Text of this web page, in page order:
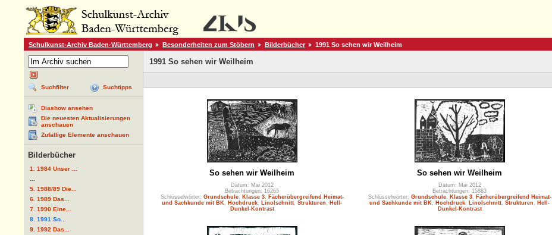
Schulkunst-Archiv Baden-Württemberg Besonderheiten zum Stöbern Bilderbücher 1991 So sehen wir Weilheim
Suchfilter Suchtipps
Diashow ansehen
Die neuesten Aktualisierungen
anschauen
Zufällige Elemente anschauen
Bilderbücher
1. 1984 Unser ...
5. 1988/89 Die...
6. 1989 Das...
7. 1990 Eine...
8. 1991 So...
9. 1992 Das...
1991 So sehen wir Weilheim
So sehen wir Weilheim
Datum: Mai 2012
Betrachtungen: 16265
Schlüsselwörter: Grundschule, Klasse 3,
Fächerübergreifend Heimat-
und Sachkunde mit BK
Hochdruck Linolschnitt Strukturen
Hell-
Dunkel-Kontrast
So sehen wir Weilheim
Datum: Mai 2012
Betrachtungen: 15883
Schlüsselwörter: Grundschule, Klasse 3,
Fächerübergreifend Heimat-
und Sachkunde mit BK
Hochdruck Linolschnitt Strukturen
Hell-
Dunkel-Kontrast